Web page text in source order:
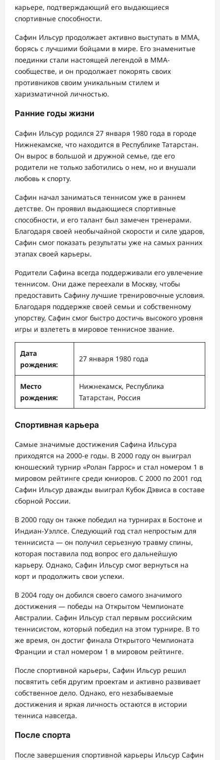
карьере, подтверждающий его выдающиеся
спортивные способности.
Сафин Ильсур продолжает активно выступать в ММА,
борясь с лучшими бойцами в мире. Его знаменитые
поединки стали настоящей легендой в ММА-
сообществе, и он продолжает покорять своих
противников своим уникальным стилем и
харизматичной личностью.
Ранние годы жизни
Сафин Ильсур родился 27 января 1980 года в городе
Нижнекамске, что находится в Республике Татарстан.
Он вырос в большой и дружной семье, где его
родители не только заботились о нем, но и внушали
любовь к спорту.
Сафин начал заниматься теннисом уже в раннем
детстве. Он проявил выдающиеся спортивные
способности, и его талант был замечен тренерами.
Благодаря своей необычайной скорости и силе ударов,
Сафин смог показать результаты уже на самых ранних
этапах своей карьеры.
Родители Сафина всегда поддерживали его увлечение
теннисом. Они даже переехали в Москву, чтобы
предоставить Сафину лучшие тренировочные условия.
Благодаря поддержке своей семьи и собственному
упорству, Сафин смог быстро достичь высокого уровня
игры и взлететь в мировое теннисное звание.
Дата
рождения:
27 января 1980 года
Место
рождения:
Нижнекамск, Республика
Татарстан, Россия
Спортивная карьера
Самые значимые достижения Сафина Ильсура
приходятся на 2000-е годы. В 2000 году он выиграл
юношеский турнир «Ролан Гаррос» и стал номером 1 в
мировом рейтинге среди юниоров. С 2000 по 2001 год
Сафин Ильсур дважды выиграл Кубок Дэвиса в составе
сборной России.
В 2000 году он также победил на турнирах в Бостоне и
Индиан-Уэллсе. Следующий год стал непростым для
теннисиста — он получил серьезную травму спины,
которая поставила под вопрос его дальнейшую
карьеру. Однако, Сафин Ильсур смог вернуться на
корт и продолжить свои успехи.
В 2004 году он добился своего самого значимого
достижения — победы на Открытом Чемпионате
Австралии. Сафин Ильсур стал первым российским
теннисистом, который победил на этом турнире. В то
же время, он достиг финала Открытого Чемпионата
Франции и стал номером 1 в мировом рейтинге.
После спортивной карьеры, Сафин Ильсур решил
посвятить себя другим проектам и активно развивает
собственное дело. Однако, его незабываемые
достижения и яркая личность остаются в истории
тенниса навсегда.
После спорта
После завершения спортивной карьеры Ильсур Сафин